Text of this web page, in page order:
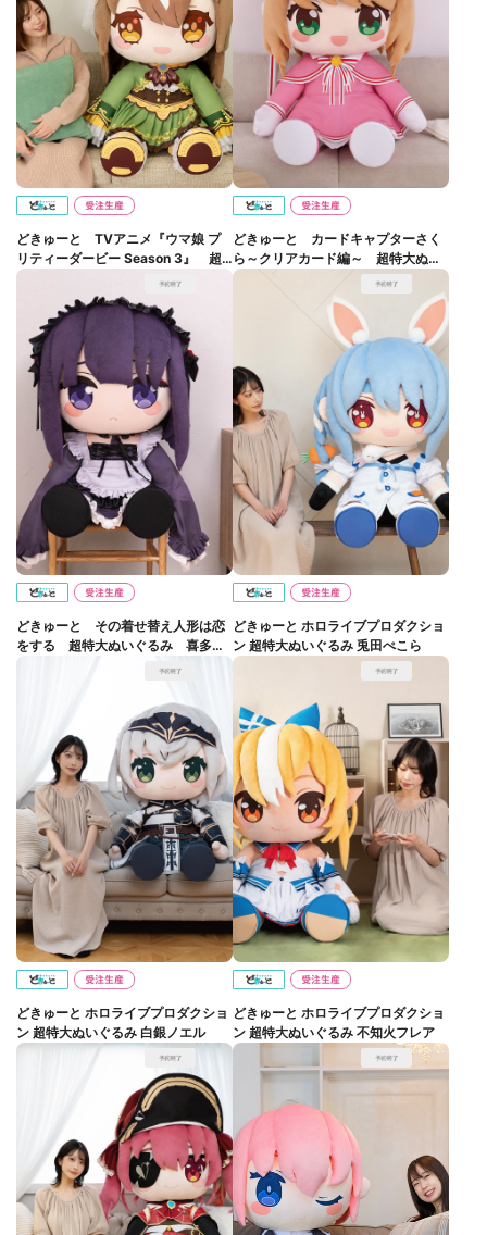
どきゅーと TVアニメ『ウマ娘 プ
リティーダービー Season 3』 超
特大ぬいぐるみ サトノダイヤモン
どきゅーと カードキャプターさく
ら～クリアカード編～ 超特大ぬい
ぐるみ 木之本桜
どきゅーと その着せ替え人形は恋
をする 超特大ぬいぐるみ 喜多川
海夢～黒江雫ver.～
どきゅーと ホロライブプロダクショ
ン 超特大ぬいぐるみ 兎田ぺこら
どきゅーと ホロライブプロダクショ
ン 超特大ぬいぐるみ 白銀ノエル
どきゅーと ホロライブプロダクショ
ン 超特大ぬいぐるみ 不知火フレア